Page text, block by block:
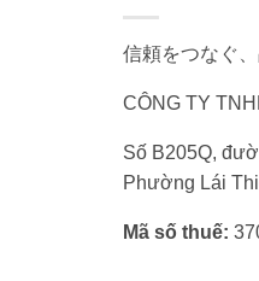
信頼をつなぐ、
CÔNG TY
Số B205Q,
Phường Lái
Mã số thuế: